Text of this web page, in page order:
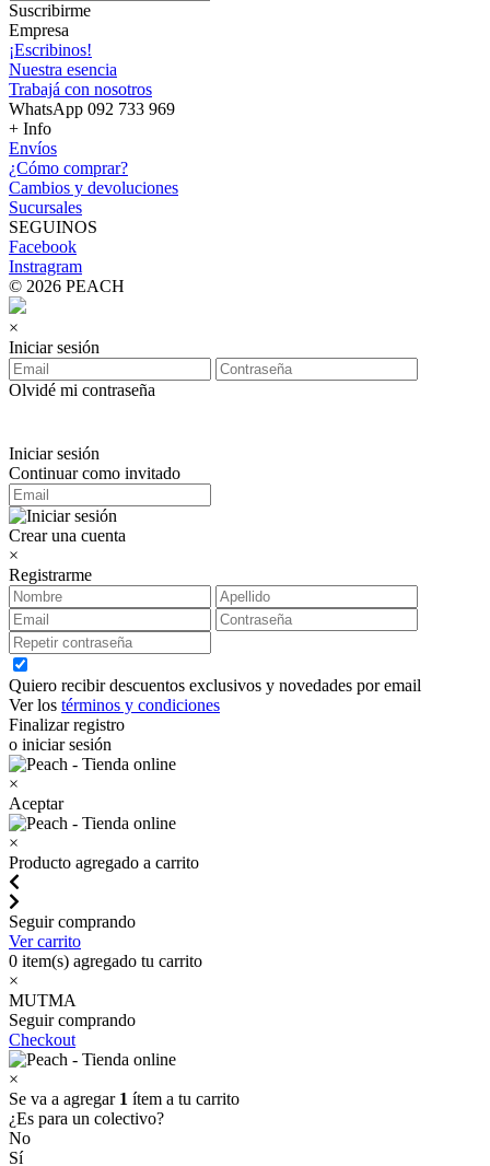
Suscribirme
Empresa
¡Escribinos!
Nuestra esencia
Trabajá con nosotros
WhatsApp 092 733 969
+ Info
Envíos
¿Cómo comprar?
Cambios y devoluciones
Sucursales
SEGUINOS
Facebook
Instragram
© 2026 PEACH
×
Iniciar sesión
Olvidé mi contraseña
Iniciar sesión
Continuar como invitado
Crear una cuenta
×
Registrarme
Quiero recibir descuentos exclusivos y novedades por email
Ver los términos y condiciones
Finalizar registro
o iniciar sesión
×
Aceptar
×
Producto agregado a carrito
Seguir comprando
Ver carrito
0 item(s) agregado tu carrito
×
MUTMA
Seguir comprando
Checkout
×
Se va a agregar 1 ítem a tu carrito
¿Es para un colectivo?
No
Sí